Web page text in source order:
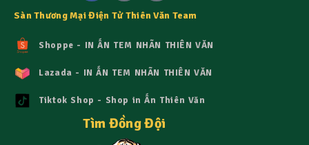
Sàn Thương Mại Điện Tử Thiên Văn Team
Shoppe - IN ẤN TEM NHÃN THIÊN VĂN
Lazada - IN ẤN TEM NHÃN THIÊN VĂN
Tiktok Shop - Shop in Ấn Thiên Văn
Tìm Đồng Đội